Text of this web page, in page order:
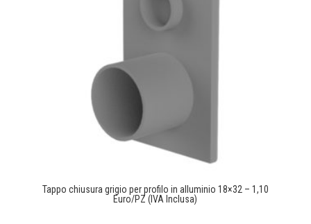
Tappo chiusura grigio per profilo in alluminio 18×32 – 1,10
Euro/PZ (IVA Inclusa)